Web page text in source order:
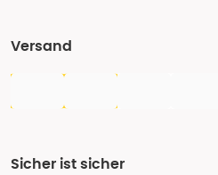
Versand
Sicher ist sicher